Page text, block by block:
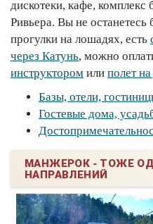
дискотеки, кафе, комплекс
Ривьера. Вы не останетесь
прогулки на лошадях, есть
через Катунь, можно
инструктором или полет на
Базы, отели,
Гостевые дома,
МАНЖЕРОК - ТОЖЕ
НАПРАВЛЕНИЙ